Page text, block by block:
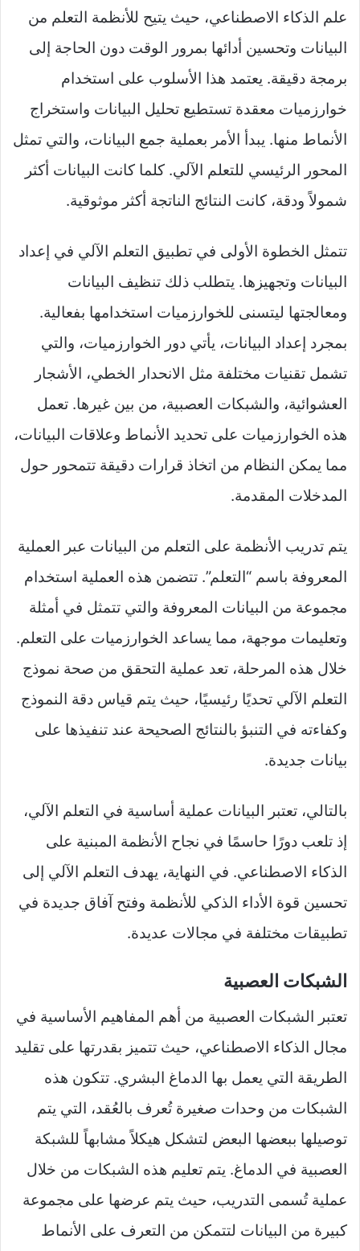
علم الذكاء الاصطناعي، حيث يتيح للأنظمة التعلم من
البيانات وتحسين أدائها بمرور الوقت دون الحاجة إلى
برمجة دقيقة. يعتمد هذا الأسلوب على استخدام
خوارزميات معقدة تستطيع تحليل البيانات واستخراج
الأنماط منها. يبدأ الأمر بعملية جمع البيانات، والتي تمثل
المحور الرئيسي للتعلم الآلي. كلما كانت البيانات أكثر
شمولاً ودقة، كانت النتائج الناتجة أكثر موثوقية.
تتمثل الخطوة الأولى في تطبيق التعلم الآلي في إعداد
البيانات وتجهيزها. يتطلب ذلك تنظيف البيانات
ومعالجتها ليتسنى للخوارزميات استخدامها بفعالية.
بمجرد إعداد البيانات، يأتي دور الخوارزميات، والتي
تشمل تقنيات مختلفة مثل الانحدار الخطي، الأشجار
العشوائية، والشبكات العصبية، من بين غيرها. تعمل
هذه الخوارزميات على تحديد الأنماط وعلاقات البيانات،
مما يمكن النظام من اتخاذ قرارات دقيقة تتمحور حول
المدخلات المقدمة.
يتم تدريب الأنظمة على التعلم من البيانات عبر العملية
المعروفة باسم “التعلم”. تتضمن هذه العملية استخدام
مجموعة من البيانات المعروفة والتي تتمثل في أمثلة
وتعليمات موجهة، مما يساعد الخوارزميات على التعلم.
خلال هذه المرحلة، تعد عملية التحقق من صحة نموذج
التعلم الآلي تحديًا رئيسيًا، حيث يتم قياس دقة النموذج
وكفاءته في التنبؤ بالنتائج الصحيحة عند تنفيذها على
بيانات جديدة.
بالتالي، تعتبر البيانات عملية أساسية في التعلم الآلي،
إذ تلعب دورًا حاسمًا في نجاح الأنظمة المبنية على
الذكاء الاصطناعي. في النهاية، يهدف التعلم الآلي إلى
تحسين قوة الأداء الذكي للأنظمة وفتح آفاق جديدة في
تطبيقات مختلفة في مجالات عديدة.
الشبكات العصبية
تعتبر الشبكات العصبية من أهم المفاهيم الأساسية في
مجال الذكاء الاصطناعي، حيث تتميز بقدرتها على تقليد
الطريقة التي يعمل بها الدماغ البشري. تتكون هذه
الشبكات من وحدات صغيرة تُعرف بالعُقد، التي يتم
توصيلها ببعضها البعض لتشكل هيكلاً مشابهاً للشبكة
العصبية في الدماغ. يتم تعليم هذه الشبكات من خلال
عملية تُسمى التدريب، حيث يتم عرضها على مجموعة
كبيرة من البيانات لتتمكن من التعرف على الأنماط